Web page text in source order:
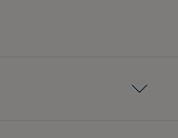
in fukt. Den är
tills den